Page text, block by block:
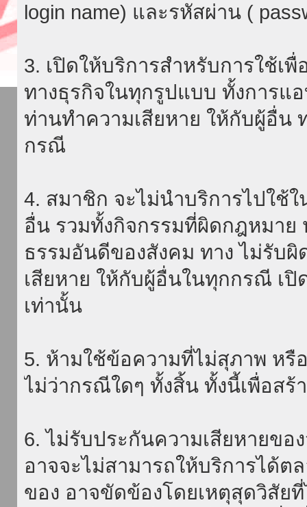
login name) และรหัสผ่าน (
3. เปิดให้บริการสำหรับการใช้เ
ทางธุรกิจในทุกรูปแบบ ทั้งการแ
ท่านทำความเสียหาย ให้กับผู้อื่น
กรณี
4. สมาชิก จะไม่นำบริการไปใช้
อื่น รวมทั้งกิจกรรมที่ผิดกฎหมาย
ธรรมอันดีของสังคม ทาง ไม่รับ
เสียหาย ให้กับผู้อื่นในทุกกรณี เปิ
เท่านั้น
5. ห้ามใช้ข้อความที่ไม่สุภาพ หรื
ไม่ว่ากรณีใดๆ ทั้งสิ้น ทั้งนี้เพื่อสร้
6. ไม่รับประกันความเสียหายขอ
อาจจะไม่สามารถให้บริการได้ต
ของ อาจขัดข้องโดยเหตุสุดวิสัย